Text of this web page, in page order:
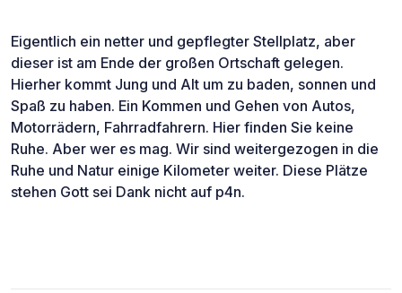
Eigentlich ein netter und gepflegter Stellplatz, aber
dieser ist am Ende der großen Ortschaft gelegen.
Hierher kommt Jung und Alt um zu baden, sonnen und
Spaß zu haben. Ein Kommen und Gehen von Autos,
Motorrädern, Fahrradfahrern. Hier finden Sie keine
Ruhe. Aber wer es mag. Wir sind weitergezogen in die
Ruhe und Natur einige Kilometer weiter. Diese Plätze
stehen Gott sei Dank nicht auf p4n.